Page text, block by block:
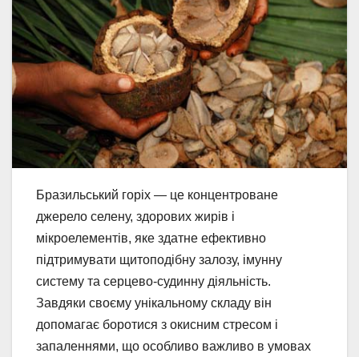
Бразильський горіх — це концентроване
джерело селену, здорових жирів і
мікроелементів, яке здатне ефективно
підтримувати щитоподібну залозу, імунну
систему та серцево-судинну діяльність.
Завдяки своєму унікальному складу він
допомагає боротися з окисним стресом і
запаленнями, що особливо важливо в умовах